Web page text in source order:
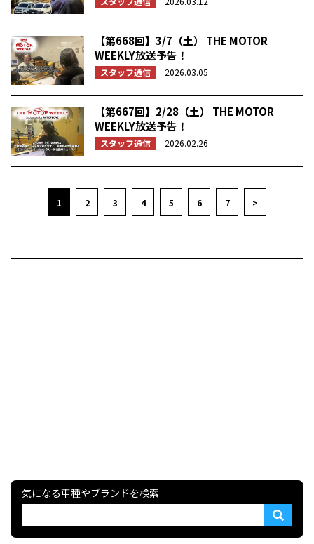
【第668回】3/7（土） THE MOTOR
WEEKLY放送予告！
スタッフ通信 2026.03.05
【第667回】2/28（土） THE MOTOR
WEEKLY放送予告！
スタッフ通信 2026.02.26
1 2 3 4 5 6 7 >
気になる車種やブランドを検索